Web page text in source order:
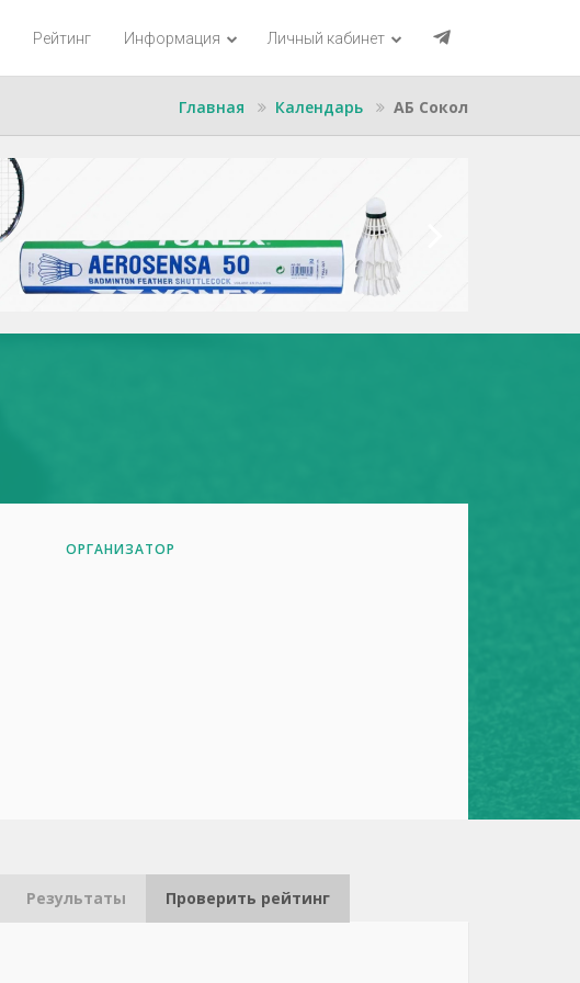
Рейтинг Информация Личный кабинет
Главная Календарь АБ Сокол
ОРГАНИЗАТОР
Результаты Проверить рейтинг